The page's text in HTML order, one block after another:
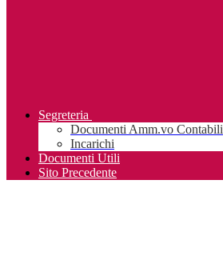
Segreteria
Documenti Amm.vo Contabili
Incarichi
Documenti Utili
Sito Precedente